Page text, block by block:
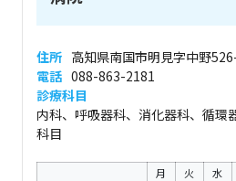
住所 高知県南国市明見字中野
電話 088-863-2181
診療科目
内科、呼吸器科、消化器科、循環
科目
月 火 水